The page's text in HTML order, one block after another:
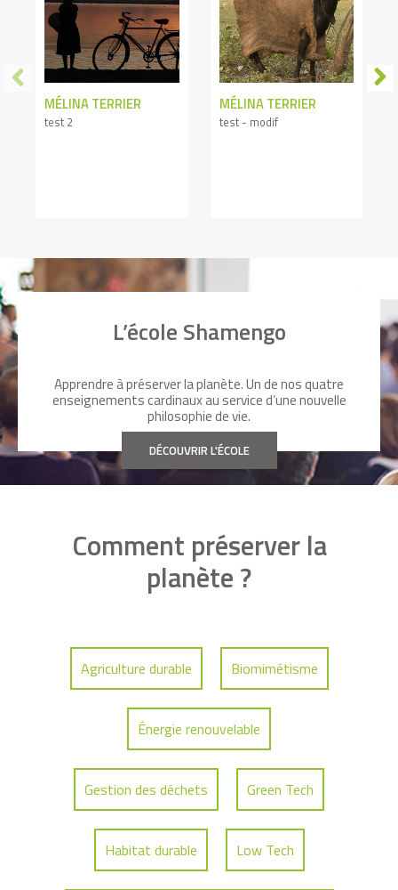
MÉLINA TERRIER
test 2
MÉLINA TERRIER
test - modif
L’école Shamengo
Apprendre à préserver la planète. Un de nos quatre
enseignements cardinaux au service d’une nouvelle
philosophie de vie.
DÉCOUVRIR L'ÉCOLE
Comment préserver la
planète ?
Agriculture durable Biomimétisme
Énergie renouvelable
Gestion des déchets Green Tech
Habitat durable Low Tech